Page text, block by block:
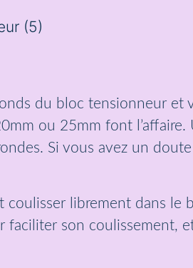
(5)
du bloc tensionneur et
ou 25mm font
Si vous avez un
librement dans le
faciliter son coulissement,